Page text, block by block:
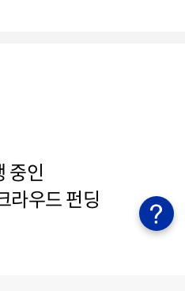
중인
라우드 펀딩